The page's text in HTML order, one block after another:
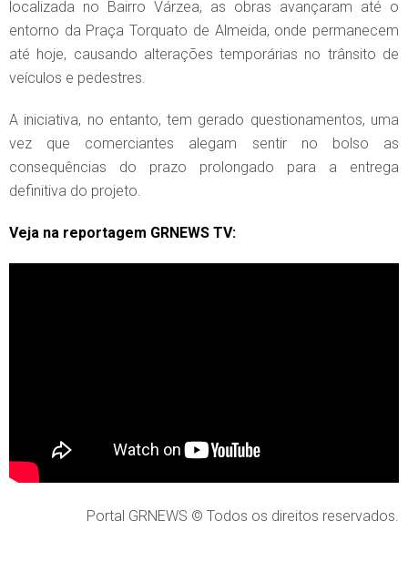
localizada no Bairro Várzea, as obras avançaram até o
entorno da Praça Torquato de Almeida, onde permanecem
até hoje, causando alterações temporárias no trânsito de
veículos e pedestres.
A iniciativa, no entanto, tem gerado questionamentos, uma
vez que comerciantes alegam sentir no bolso as
consequências do prazo prolongado para a entrega
definitiva do projeto.
Veja na reportagem GRNEWS TV:
Portal GRNEWS © Todos os direitos reservados.